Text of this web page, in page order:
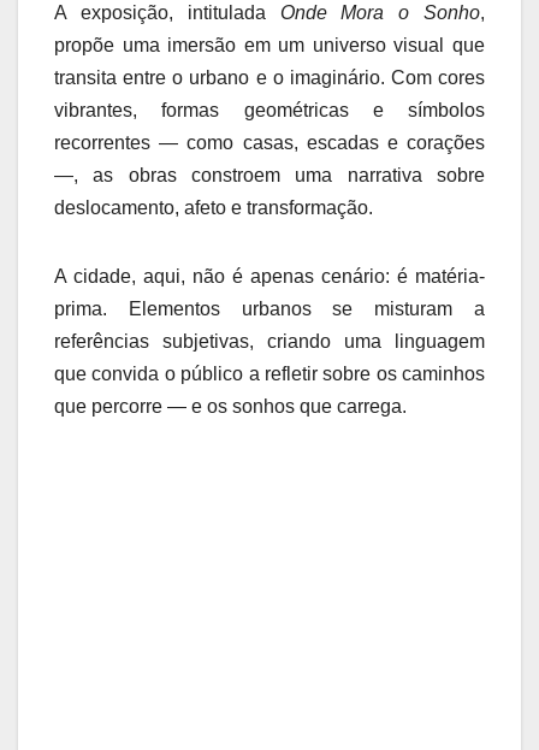
A exposição, intitulada Onde Mora o Sonho,
propõe uma imersão em um universo visual que
transita entre o urbano e o imaginário. Com cores
vibrantes, formas geométricas e símbolos
recorrentes — como casas, escadas e corações
—, as obras constroem uma narrativa sobre
deslocamento, afeto e transformação.
A cidade, aqui, não é apenas cenário: é matéria-
prima. Elementos urbanos se misturam a
referências subjetivas, criando uma linguagem
que convida o público a refletir sobre os caminhos
que percorre — e os sonhos que carrega.